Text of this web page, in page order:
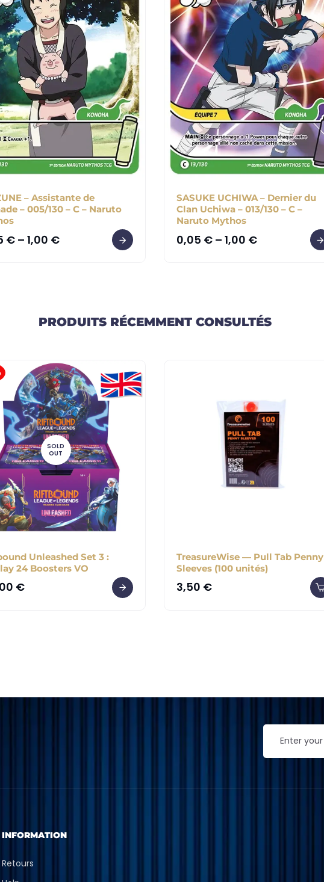
– Assistante de
– 005/130 – C – Naruto
€– 1,00 €
SASUKE UCHIWA – Dernier du
Clan Uchiwa – 013/130 – C –
Naruto Mythos
0,05 € – 1,00 €
PRODUITS RÉCEMMENT CONSULTÉS
SOLD
OUT
Unleashed Set 3 :
24 Boosters VO
€
TreasureWise — Pull Tab Penny
Sleeves (100 unités)
3,50 €
INFORMATION
Retours